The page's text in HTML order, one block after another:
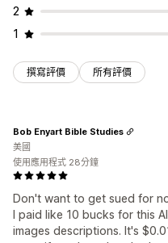
2
1
撰寫評價 所有評價
Don't want to get sued for
I paid like 10 bucks for this
images descriptions. It's
Bob Enyart Bible Studies
美國
使用應用程式 28分鐘